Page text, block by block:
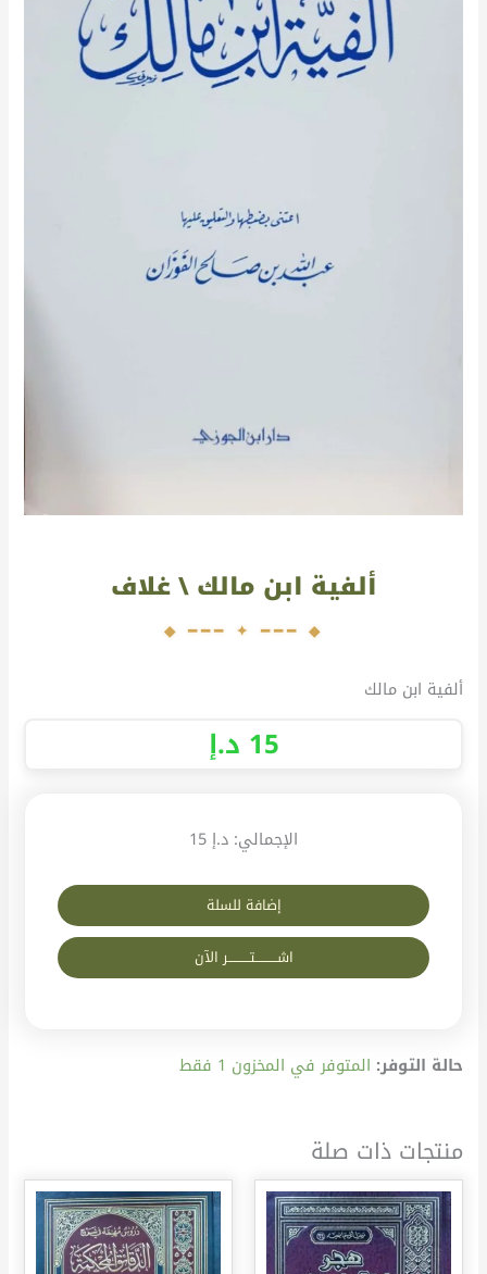
ألفية ابن مالك \ غلاف
ألفية ابن مالك
حالة التوفر: المتوفر في المخزون 1 فقط
إضافة للسلة
اشــــــــــتــــــــــر الآن
الإجمالي: د.إ 15
15 د.إ
منتجات ذات صلة